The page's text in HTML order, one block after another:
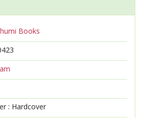
Books
: Hardcover